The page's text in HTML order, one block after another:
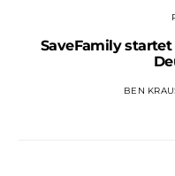
SaveFamily
BEN